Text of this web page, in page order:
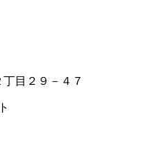
目２９－４７